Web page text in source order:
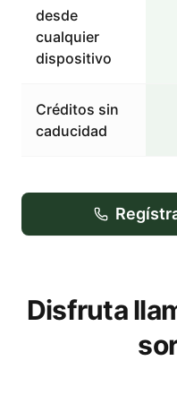
desde
cualquier
dispositivo
Créditos sin
caducidad
Disfruta